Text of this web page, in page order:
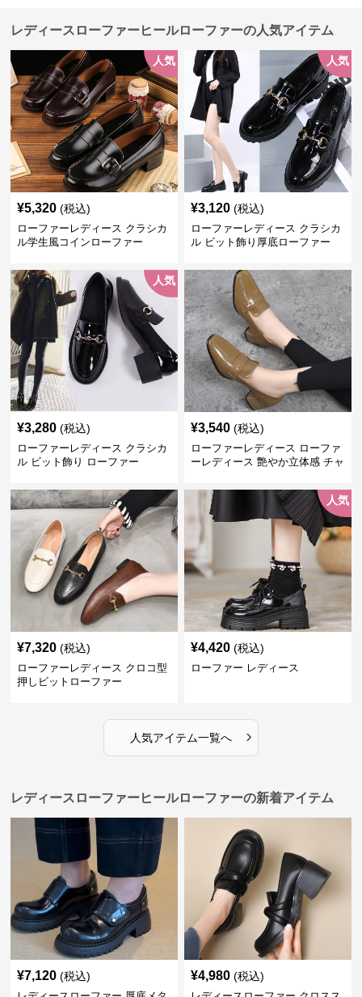
レディースローファーヒールローファーの人気アイテム
人気
¥5,320 (税込)
ローファーレディース クラシカ
ル学生風コインローファー
人気
¥3,120 (税込)
ローファーレディース クラシカ
ル ビット飾り厚底ローファー
人気
¥3,280 (税込)
ローファーレディース クラシカ
ル ビット飾り ローファー
¥3,540 (税込)
ローファーレディース ローファ
ーレディース 艶やか立体感 チャ
¥7,320 (税込)
ローファーレディース クロコ型
押しビットローファー
人気
¥4,420 (税込)
ローファー レディース
人気アイテム一覧へ ›
レディースローファーヒールローファーの新着アイテム
¥7,120 (税込) ¥4,980 (税込)